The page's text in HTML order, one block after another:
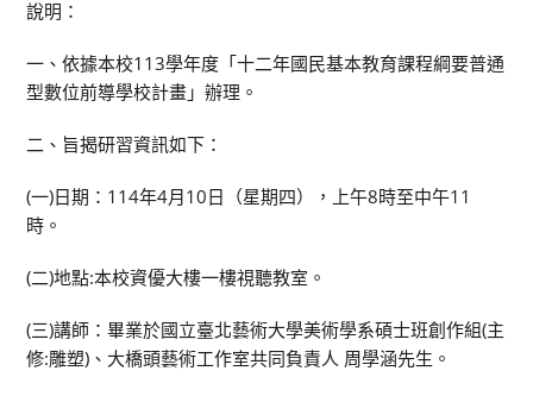
說明：
一、依據本校113學年度「十二年國民基本教育課程綱要普通
型數位前導學校計畫」辦理。
二、旨揭研習資訊如下：
(一)日期：114年4月10日（星期四），上午8時至中午11
時。
(二)地點:本校資優大樓一樓視聽教室。
(三)講師：畢業於國立臺北藝術大學美術學系碩士班創作組(主
修:雕塑)、大橋頭藝術工作室共同負責人 周學涵先生。